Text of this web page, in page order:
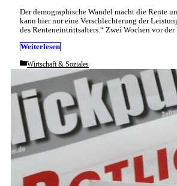
Der demographische Wandel macht die Rente
kann hier nur eine Verschlechterung der
des Renteneintrittsalters.“ Zwei Wochen vor
Weiterlesen
Categories
Wirtschaft & Soziales